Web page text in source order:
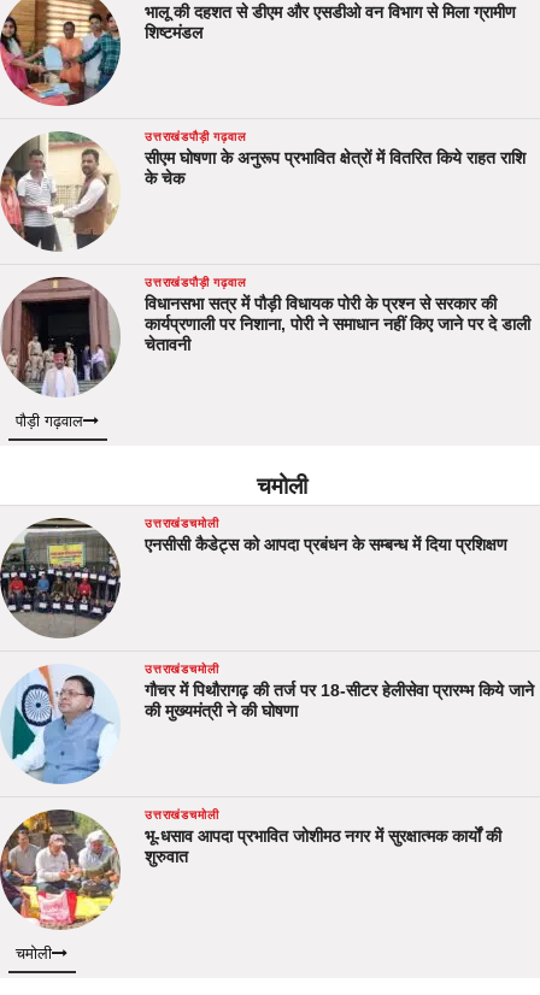
भालू की दहशत से डीएम और एसडीओ वन विभाग से मिला ग्रामीण
शिष्टमंडल
उत्तराखंडपौड़ी गढ़वाल
सीएम घोषणा के अनुरूप प्रभावित क्षेत्रों में वितरित किये राहत राशि
के चेक
उत्तराखंडपौड़ी गढ़वाल
विधानसभा सत्र में पौड़ी विधायक पोरी के प्रश्न से सरकार की
कार्यप्रणाली पर निशाना, पोरी ने समाधान नहीं किए जाने पर दे डाली
चेतावनी
पौड़ी गढ़वाल
चमोली
उत्तराखंडचमोली
एनसीसी कैडेट्स को आपदा प्रबंधन के सम्बन्ध में दिया प्रशिक्षण
उत्तराखंडचमोली
गौचर में पिथौरागढ़ की तर्ज पर 18-सीटर हेलीसेवा प्रारम्भ किये जाने
की मुख्यमंत्री ने की घोषणा
उत्तराखंडचमोली
भू-धसाव आपदा प्रभावित जोशीमठ नगर में सुरक्षात्मक कार्यों की
शुरुवात
चमोली